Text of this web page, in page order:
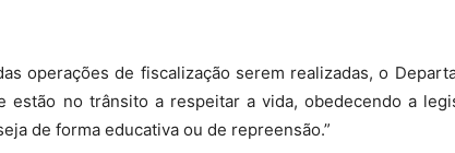
operações de fiscalização serem realizadas, o
no trânsito a respeitar a vida, obedecendo a
de forma educativa ou de repreensão.”